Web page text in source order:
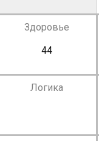
Здоровье
44
Логика